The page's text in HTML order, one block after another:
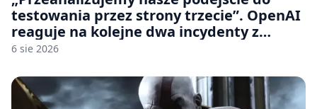
testowania przez strony trzecie”. OpenAI
reaguje na kolejne dwa incydenty z
udziałem autorskich modeli
6 sie 2026